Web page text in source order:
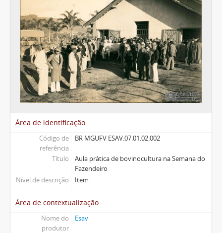
Área de identificação
Código de
referência
BR MGUFV ESAV.07.01.02.002
Título
Aula prática de bovinocultura na Semana do
Fazendeiro
Nível de descrição
Item
Área de contextualização
Nome do
produtor
Esav